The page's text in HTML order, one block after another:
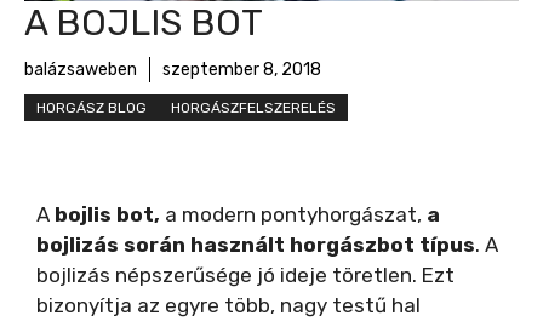
A BOJLIS BOT
balázsaweben szeptember 8, 2018
HORGÁSZ BLOG HORGÁSZFELSZERELÉS
A bojlis bot, a modern pontyhorgászat, a
bojlizás során használt horgászbot típus. A
bojlizás népszerűsége jó ideje töretlen. Ezt
bizonyítja az egyre több, nagy testű hal